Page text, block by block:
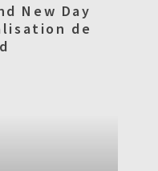
New Day
de